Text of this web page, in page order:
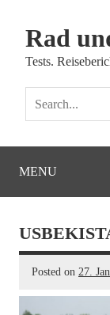
Rad
Tests.
MENU
Posted on 27.